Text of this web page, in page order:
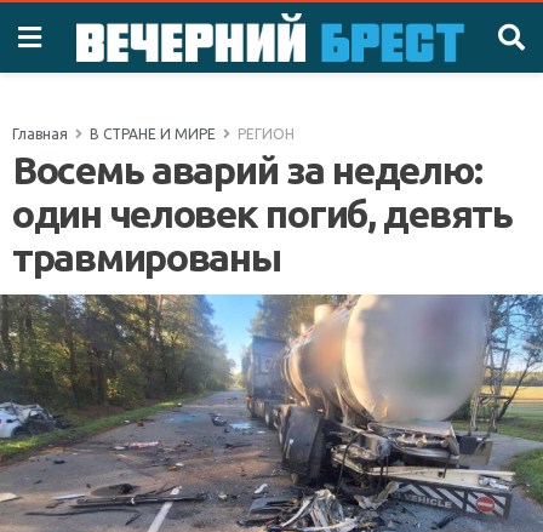
Главная В СТРАНЕ И МИРЕ РЕГИОН
Восемь аварий за неделю:
один человек погиб, девять
травмированы